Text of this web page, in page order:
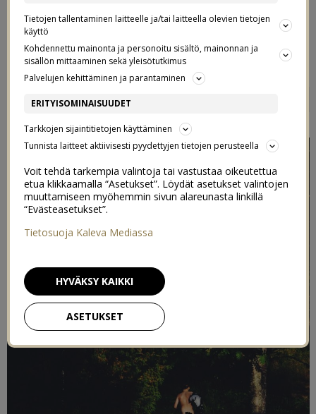
KERRAN KESÄLLÄ
Tietojen tallentaminen laitteelle ja/tai laitteella olevien tietojen
käyttö
Kohdennettu mainonta ja personoitu sisältö, mainonnan ja
sisällön mittaaminen sekä yleisötutkimus
Palvelujen kehittäminen ja parantaminen
ERITYISOMINAISUUDET
Tarkkojen sijaintitietojen käyttäminen
Tunnista laitteet aktiivisesti pyydettyjen tietojen perusteella
Voit tehdä tarkempia valintoja tai vastustaa oikeutettua
etua klikkaamalla “Asetukset”. Löydät asetukset valintojen
muuttamiseen myöhemmin sivun alareunasta linkillä
“Evästeasetukset”.
Tietosuoja Kaleva Mediassa
ASETUKSET
HYVÄKSY KAIKKI